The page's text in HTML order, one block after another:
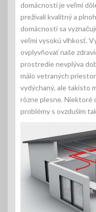
domácnosti je veľmi
prežívali kvalitný a
domácnosti sa
veľmi vysokú vlhkosť.
ovplyvňovať naše
prostredie nevplýva
málo vetraných
vydýchaný, ale takisto
rôzne plesne. Niektoré
problémy s ovzduším